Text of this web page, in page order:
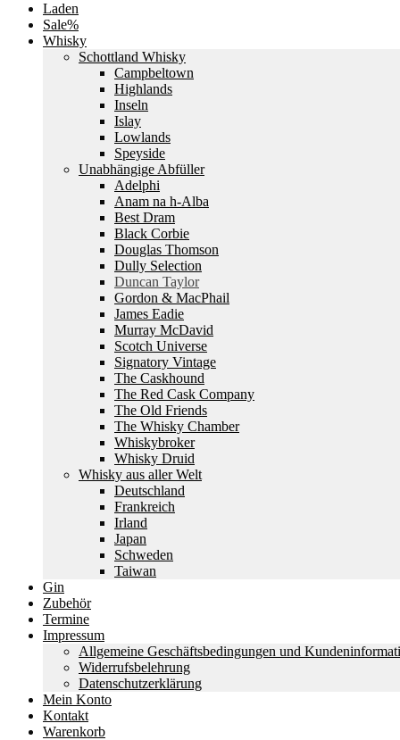
Laden
Sale%
Whisky
Schottland Whisky
Campbeltown
Highlands
Inseln
Islay
Lowlands
Speyside
Unabhängige Abfüller
Adelphi
Anam na h-Alba
Best Dram
Black Corbie
Douglas Thomson
Dully Selection
Duncan Taylor
Gordon & MacPhail
James Eadie
Murray McDavid
Scotch Universe
Signatory Vintage
The Caskhound
The Red Cask Company
The Old Friends
The Whisky Chamber
Whiskybroker
Whisky Druid
Whisky aus aller Welt
Deutschland
Frankreich
Irland
Japan
Schweden
Taiwan
Gin
Zubehör
Termine
Impressum
Allgemeine Geschäftsbedingungen und
Widerrufsbelehrung
Datenschutzerklärung
Mein Konto
Kontakt
Warenkorb